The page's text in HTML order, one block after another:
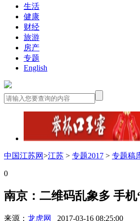
生活
健康
财经
旅游
房产
专题
English
中国江苏网>江苏 > 专题2017 > 专题稿
0
南京：二维码乱象多 手
来源： 龙虎网 2017-03-16 08:25:00